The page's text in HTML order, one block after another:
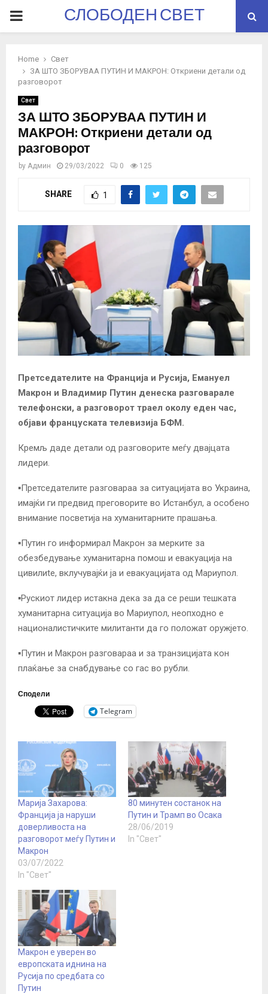
PRIMARYСЛОБОДЕН СВЕТ
Home
Свет
ЗА ШТО ЗБОРУВАА ПУТИН И МАКРОН: Откриени детали од
разговорот
Свет
ЗА ШТО ЗБОРУВАА ПУТИН И
МАКРОН: Откриени детали од
разговорот
by Админ 29/03/2022 0 125
SHARE 1
Претседателите на Франција и Русија, Емануел
Макрон и Владимир Путин денеска разговарале
телефонски, а разговорот траел околу еден час,
објави француската телевизија БФМ.
Кремљ даде детали од разговорите меѓу двајцата
лидери.
▪️Претседателите разговараа за ситуацијата во Украина,
имајќи ги предвид преговорите во Истанбул, а особено
внимание посветија на хуманитарните прашања.
▪️Путин го информирал Макрон за мерките за
обезбедување хуманитарна помош и евакуација на
цивилиte, вклучувајќи ја и евакуацијата од Мариупол.
▪️Рускиот лидер истакна дека за да се реши тешката
хуманитарна ситуација во Мариупол, неопходно е
националистичките милитанти да го положат оружјето.
▪️Путин и Макрон разговараа и за транзицијата кон
плаќање за снабдување со гас во рубли.
Сподели
Telegram
Марија Захарова:
Франција ја наруши
доверливоста на
разговорот меѓу Путин и
Макрон
03/07/2022
In "Свет"
80 минутен состанок на
Путин и Трамп во Осака
28/06/2019
In "Свет"
Макрон е уверен во
европската иднина на
Русија по средбата со
Путин